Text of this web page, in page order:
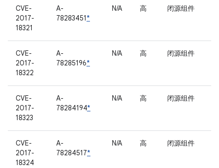
CVE-
2017-
18321
A-
78283451*
N/A 高 闭源组件
CVE-
2017-
18322
A-
78285196*
N/A 高 闭源组件
CVE-
2017-
18323
A-
78284194*
N/A 高 闭源组件
CVE-
2017-
18324
A-
78284517*
N/A 高 闭源组件